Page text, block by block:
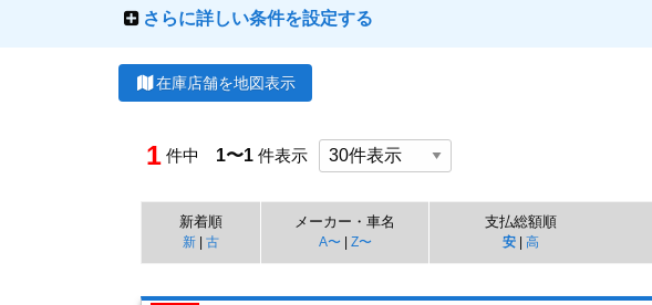
さらに詳しい条件を設定する
在庫店舗を地図表示
1 件中 1〜1 件表示
新着順
新 古
メーカー・車名
A〜| Z〜
支払総額順
安| 高